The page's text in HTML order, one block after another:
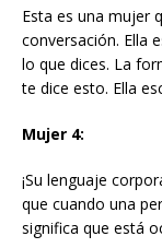
Esta es una mujer
conversación. Ella
lo que dices. La
te dice esto. Ella
Mujer 4:
¡Su lenguaje
que cuando una
significa que está